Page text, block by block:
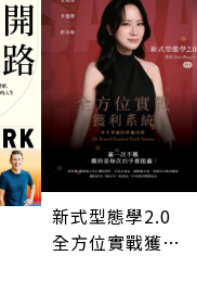
新式型態學2.0
全方位實戰獲利